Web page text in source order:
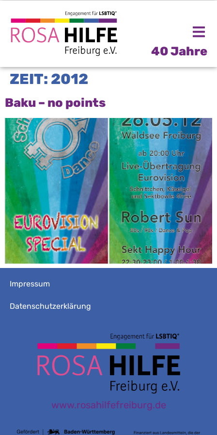
40 Jahre
ZEIT: 2012
Baku – no points
Impressum
Datenschutzerklärung
www.rosahilfefreiburg.de